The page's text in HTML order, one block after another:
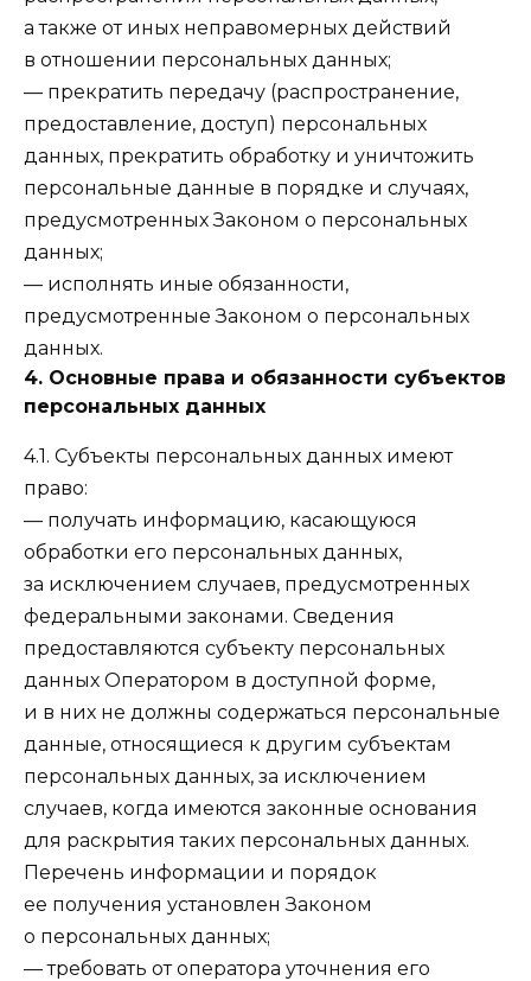
а также от иных неправомерных действий
в отношении персональных данных;
— прекратить передачу (распространение,
предоставление, доступ) персональных
данных, прекратить обработку и уничтожить
персональные данные в порядке и случаях,
предусмотренных Законом о персональных
данных;
— исполнять иные обязанности,
предусмотренные Законом о персональных
данных.
4. Основные права и обязанности субъектов
персональных данных
4.1. Субъекты персональных данных имеют
право:
— получать информацию, касающуюся
обработки его персональных данных,
за исключением случаев, предусмотренных
федеральными законами. Сведения
предоставляются субъекту персональных
данных Оператором в доступной форме,
и в них не должны содержаться персональные
данные, относящиеся к другим субъектам
персональных данных, за исключением
случаев, когда имеются законные основания
для раскрытия таких персональных данных.
Перечень информации и порядок
ее получения установлен Законом
о персональных данных;
— требовать от оператора уточнения его